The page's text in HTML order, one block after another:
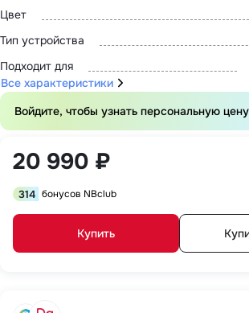
Цвет
Тип устройства
Подходит для
Все характеристики
Войдите, чтобы узнать персональную цену
20 990 ₽
314 бонусов NBclub
Купить